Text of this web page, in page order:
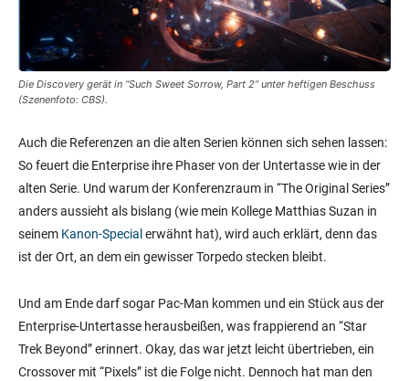
Die Discovery gerät in “Such Sweet Sorrow, Part 2” unter heftigen Beschuss
(Szenenfoto: CBS).
Auch die Referenzen an die alten Serien können sich sehen lassen:
So feuert die Enterprise ihre Phaser von der Untertasse wie in der
alten Serie. Und warum der Konferenzraum in “The Original Series”
anders aussieht als bislang (wie mein Kollege Matthias Suzan in
seinem Kanon-Specialerwähnt hat), wird auch erklärt, denn das
ist der Ort, an dem ein gewisser Torpedo stecken bleibt.
Und am Ende darf sogar Pac-Man kommen und ein Stück aus der
Enterprise-Untertasse herausbeißen, was frappierend an “Star
Trek Beyond” erinnert. Okay, das war jetzt leicht übertrieben, ein
Crossover mit “Pixels” ist die Folge nicht. Dennoch hat man den